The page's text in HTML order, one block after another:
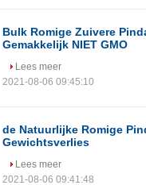
Bulk Romige Zuivere
Gemakkelijk NIET GMO
Lees meer
2021-08-06 09:45:10
de Natuurlijke Romige
Gewichtsverlies
Lees meer
2021-08-06 09:41:48